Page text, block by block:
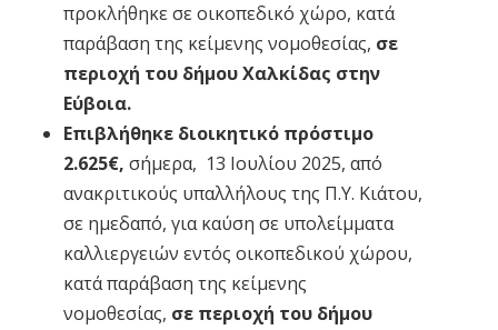
προκλήθηκε σε οικοπεδικό χώρο, κατά
παράβαση της κείμενης νομοθεσίας, σε
περιοχή του δήμου Χαλκίδας στην
Εύβοια.
Επιβλήθηκε διοικητικό πρόστιμο
2.625€, σήμερα, 13 Ιουλίου 2025, από
ανακριτικούς υπαλλήλους της Π.Υ. Κιάτου,
σε ημεδαπό, για καύση σε υπολείμματα
καλλιεργειών εντός οικοπεδικού χώρου,
κατά παράβαση της κείμενης
νομοθεσίας, σε περιοχή του δήμου